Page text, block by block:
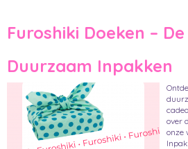
Furoshiki Doeken –
Duurzaam Inpakken
over
onze